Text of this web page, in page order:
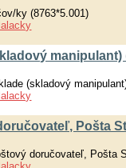
ky (8763*5.001)
manipulant)
(skladový
Pošta
doručovateľ, Pošta